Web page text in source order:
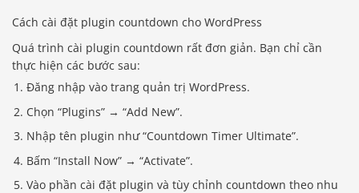
Cách cài đặt plugin countdown cho WordPress
Quá trình cài plugin countdown rất đơn giản. Bạn chỉ cần
thực hiện các bước sau:
Đăng nhập vào trang quản trị WordPress.
Chọn “Plugins” → “Add New”.
Nhập tên plugin như “Countdown Timer Ultimate”.
Bấm “Install Now” → “Activate”.
Vào phần cài đặt plugin và tùy chỉnh countdown theo nhu